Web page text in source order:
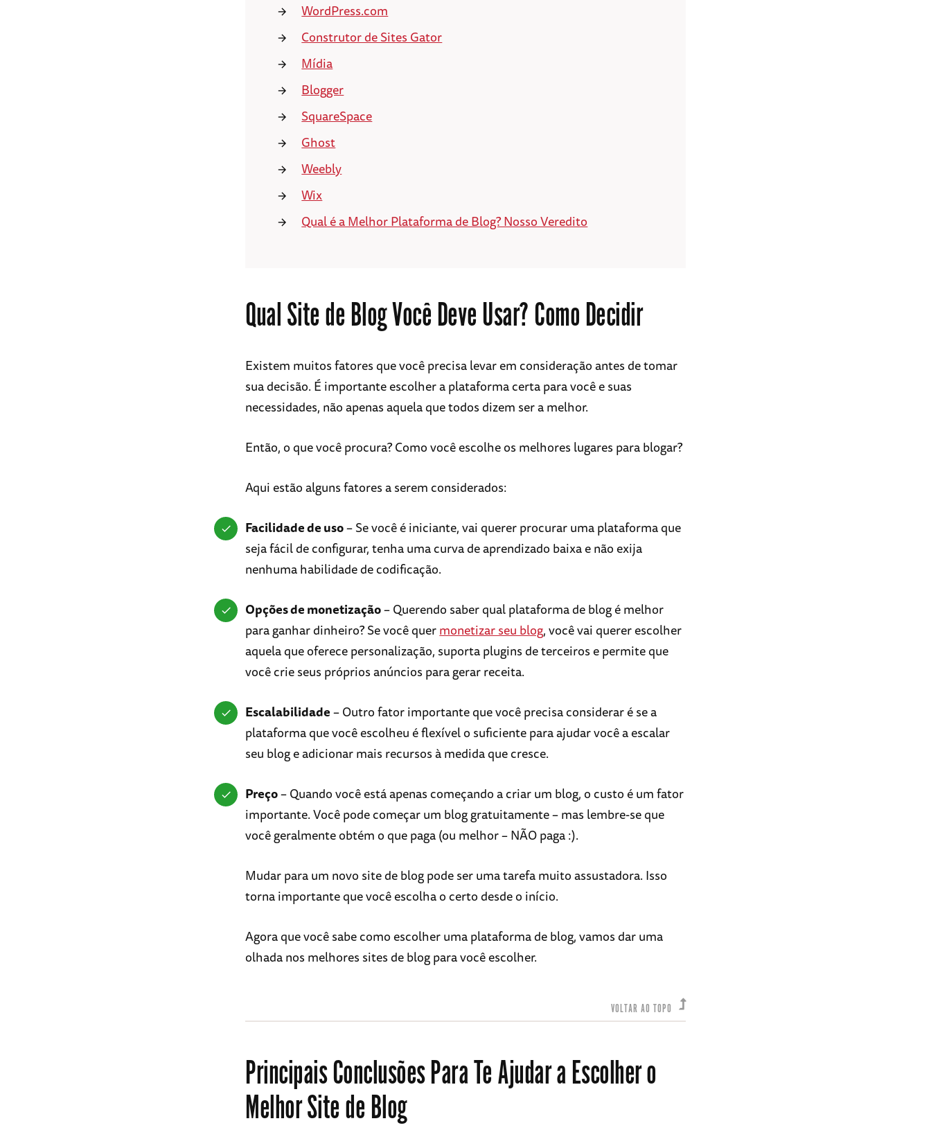
WordPress.com
Construtor de Sites Gator
Mídia
Blogger
SquareSpace
Ghost
Weebly
Wix
Qual é a Melhor Plataforma de Blog? Nosso Veredito
Qual Site de Blog Você Deve Usar? Como Decidir
Existem muitos fatores que você precisa levar em consideração antes de tomar
sua decisão. É importante escolher a plataforma certa para você e suas
necessidades, não apenas aquela que todos dizem ser a melhor.
Então, o que você procura? Como você escolhe os melhores lugares para blogar?
Aqui estão alguns fatores a serem considerados:
Facilidade de uso– Se você é iniciante, vai querer procurar uma plataforma que
seja fácil de configurar, tenha uma curva de aprendizado baixa e não exija
nenhuma habilidade de codificação.
Opções de monetização– Querendo saber qual plataforma de blog é melhor
para ganhar dinheiro? Se você quermonetizar seu blog, você vai querer escolher
aquela que oferece personalização, suporta plugins de terceiros e permite que
você crie seus próprios anúncios para gerar receita.
Escalabilidade– Outro fator importante que você precisa considerar é se a
plataforma que você escolheu é flexível o suficiente para ajudar você a escalar
seu blog e adicionar mais recursos à medida que cresce.
Preço– Quando você está apenas começando a criar um blog, o custo é um fator
importante. Você pode começar um blog gratuitamente – mas lembre-se que
você geralmente obtém o que paga (ou melhor – NÃO paga :).
Mudar para um novo site de blog pode ser uma tarefa muito assustadora. Isso
torna importante que você escolha o certo desde o início.
Agora que você sabe como escolher uma plataforma de blog, vamos dar uma
olhada nos melhores sites de blog para você escolher.
VOLTAR AO TOPO
Principais Conclusões Para Te Ajudar a Escolher o
Melhor Site de Blog